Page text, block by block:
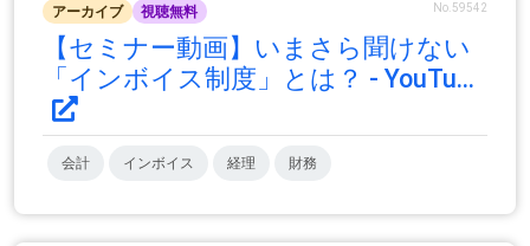
アーカイブ 視聴無料 No.59542
【セミナー動画】いまさら聞けない
「インボイス制度」とは？ - YouTu...
会計 インボイス 経理 財務